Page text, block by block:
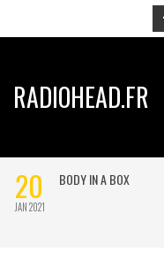
RADIOHEAD.FR
20
JAN 2021
BODY IN A BOX